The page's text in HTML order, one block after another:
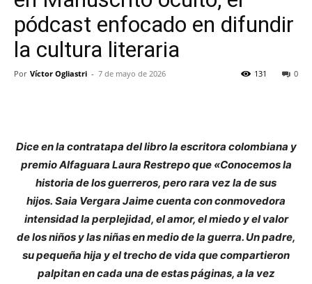
pódcast enfocado en difundir
la cultura literaria
Por Víctor Ogliastri - 7 de mayo de 2026 0
131
Dice en la contratapa del libro la escritora colombiana y
premio Alfaguara Laura Restrepo que «Conocemos la
historia de los guerreros, pero rara vez la de sus
hijos. Saia Vergara Jaime cuenta con conmovedora
intensidad la perplejidad, el amor, el miedo y el valor
de los niños y las niñas en medio de la guerra. Un padre,
su pequeña hija y el trecho de vida que compartieron
palpitan en cada una de estas páginas, a la vez